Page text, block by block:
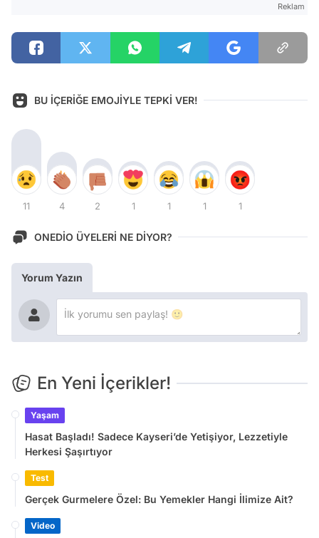
Reklam
BU İÇERİĞE EMOJİYLE TEPKİ VER!
11 4 2 1 1 1 1
ONEDİO ÜYELERİ NE DİYOR?
Yorum Yazın
En Yeni İçerikler!
Yaşam
Hasat Başladı! Sadece Kayseri’de Yetişiyor, Lezzetiyle
Herkesi Şaşırtıyor
Test
Gerçek Gurmelere Özel: Bu Yemekler Hangi İlimize Ait?
Video